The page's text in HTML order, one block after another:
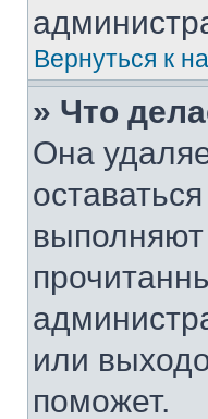
Вернуться к
» Что
Она
выполняют
или
поможет.